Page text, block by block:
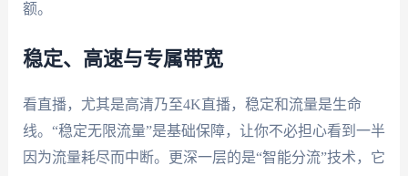
额。
稳定、高速与专属带宽
看直播，尤其是高清乃至4K直播，稳定和流量是生命
线。“稳定无限流量”是基础保障，让你不必担心看到一半
因为流量耗尽而中断。更深一层的是“智能分流”技术，它